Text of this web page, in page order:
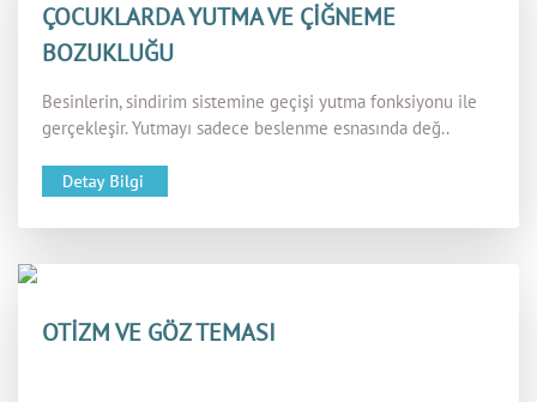
ÇOCUKLARDA YUTMA VE ÇİĞNEME
BOZUKLUĞU
Besinlerin, sindirim sistemine geçişi yutma fonksiyonu ile
gerçekleşir. Yutmayı sadece beslenme esnasında değ..
OTİZM VE GÖZ TEMASI